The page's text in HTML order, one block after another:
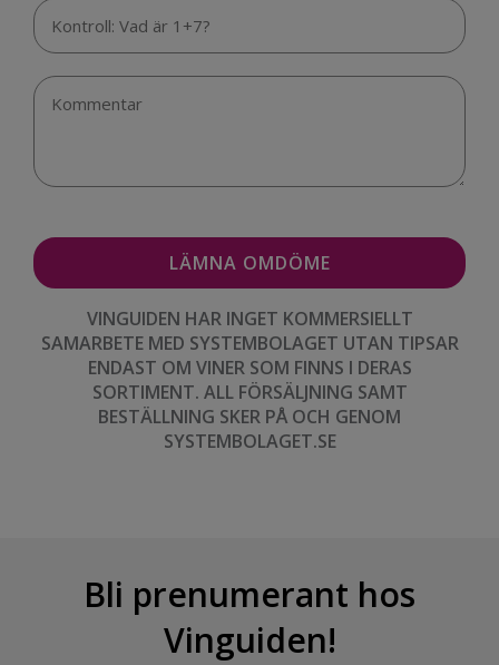
VINGUIDEN HAR INGET KOMMERSIELLT
SAMARBETE MED SYSTEMBOLAGET UTAN TIPSAR
ENDAST OM VINER SOM FINNS I DERAS
SORTIMENT. ALL FÖRSÄLJNING SAMT
BESTÄLLNING SKER PÅ OCH GENOM
SYSTEMBOLAGET.SE
Bli prenumerant hos
Vinguiden!